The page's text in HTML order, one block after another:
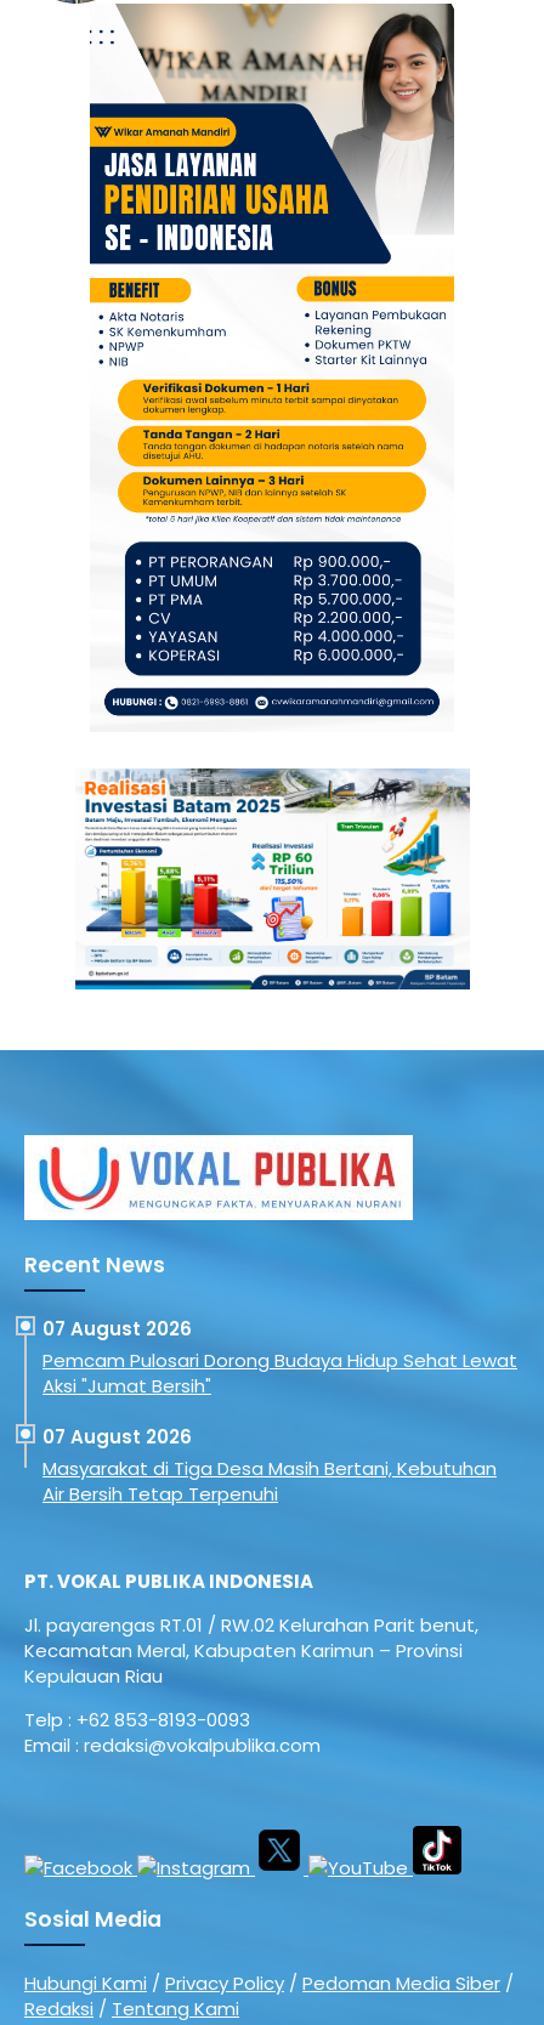
Daerah
Recent News
07 August 2026
Pemcam Pulosari Dorong Budaya Hidup Sehat Lewat
Aksi "Jumat Bersih"
07 August 2026
Masyarakat di Tiga Desa Masih Bertani, Kebutuhan
Air Bersih Tetap Terpenuhi
PT. VOKAL PUBLIKA INDONESIA
Jl. payarengas RT.01 / RW.02Kelurahan Parit benut,
Kecamatan Meral,Kabupaten Karimun – Provinsi
Kepulauan Riau
Telp : +62 853-8193-0093
Email : redaksi@vokalpublika.com
Sosial Media
Hubungi Kami / Privacy Policy / Pedoman Media Siber /
Redaksi / Tentang Kami